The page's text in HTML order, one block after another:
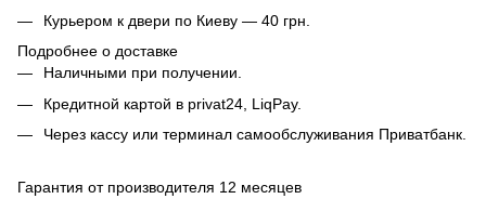
Курьером к двери по Киеву — 40 грн.
Подробнее о доставке
Наличными при получении.
Кредитной картой в privat24, LiqPay.
Через кассу или терминал самообслуживания Приватбанк.
Гарантия от производителя 12 месяцев